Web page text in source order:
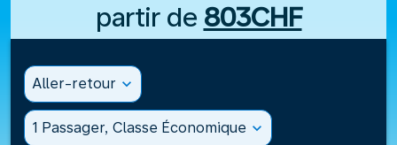
partir de 803CHF
Aller-retour expand_more
1 Passager, Classe Économique expand_more